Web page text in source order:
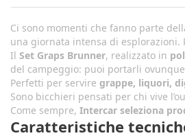
Ci sono momenti che fanno parte
una giornata intensa di
Il Set Graps Brunner, realizzato in
del campeggio: puoi portarli
Perfetti per servire grappe, liquori,
Sono bicchieri pensati per chi vive
Come sempre, Intercar seleziona
Caratteristiche